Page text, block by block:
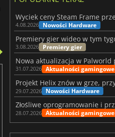
4.08.2026 Nowości Hardware
3.08.2026 Premiery gier
31.07.2026 Aktualności gamingowe
29.07.2026 Nowości Hardware
28.07.2026 Aktualności gamingowe